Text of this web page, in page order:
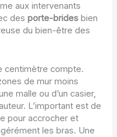
aux intervenants
desporte-brides bien
du bien-être des
centimètre compte.
de mur moins
malle ou d’un casier,
L’important est de
pour accrocher et
les bras. Une